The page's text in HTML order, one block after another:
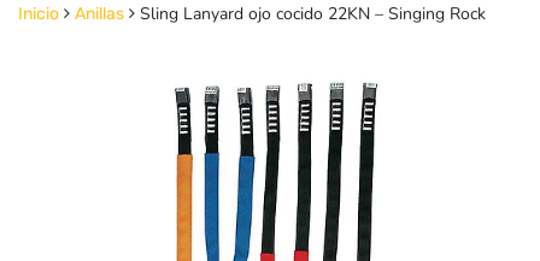
Inicio Anillas Sling Lanyard ojo cocido 22KN – Singing Rock